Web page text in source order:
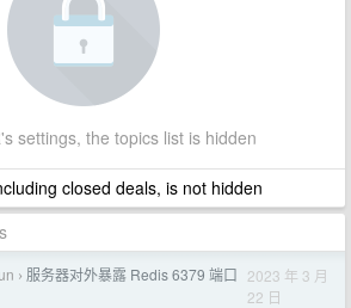
settings, the topics list is hidden
closed deals, is not hidden
› 服务器对外暴露 Redis 6379 端口 2023 年 3 月
22 日